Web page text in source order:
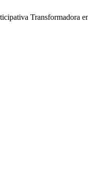
Transformadora